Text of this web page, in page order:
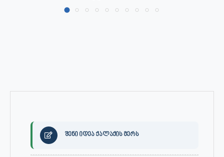
შენი იდეა ქალაქის მერს